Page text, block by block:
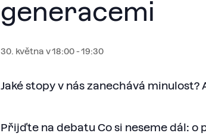
generacemi
30. května v 18:00-19:30
Jaké stopy v nás zanechává
Přijďte na debatu Co si neseme dál: